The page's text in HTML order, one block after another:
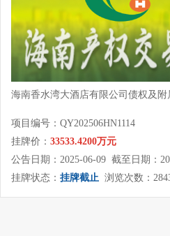
海南香水湾大酒店有限公司债权及附
项目编号：QY202506HN1114
挂牌价： 33533.4200万元
公告日期：2025-06-09 截至日期：
挂牌状态： 挂牌截止 浏览次数：